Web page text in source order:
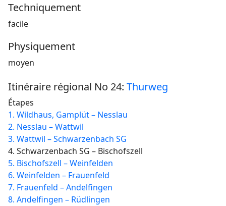
Techniquement
facile
Physiquement
moyen
Itinéraire régional No 24: Thurweg
Étapes
1. Wildhaus, Gamplüt – Nesslau
2. Nesslau – Wattwil
3. Wattwil – Schwarzenbach SG
4. Schwarzenbach SG – Bischofszell
5. Bischofszell – Weinfelden
6. Weinfelden – Frauenfeld
7. Frauenfeld – Andelfingen
8. Andelfingen – Rüdlingen